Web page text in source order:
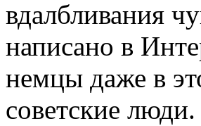
вдалбливания
написано в
немцы даже в
советские люди.